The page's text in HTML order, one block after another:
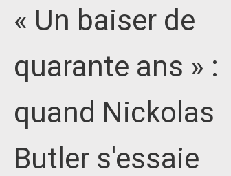
« Un baiser de
quarante ans » :
quand Nickolas
Butler s'essaie